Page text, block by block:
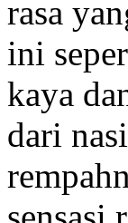
rasa
ini
kaya
dari